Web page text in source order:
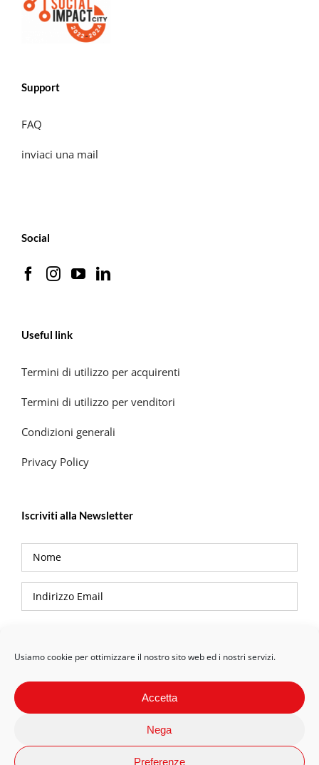
Usiamo cookie per ottimizzare il nostro sito web ed i nostri servizi.
Accetta
Nega
Preferenze
Support
FAQ
inviaci una mail
Social
Useful link
Termini di utilizzo per acquirenti
Termini di utilizzo per venditori
Condizioni generali
Privacy Policy
Iscriviti alla Newsletter